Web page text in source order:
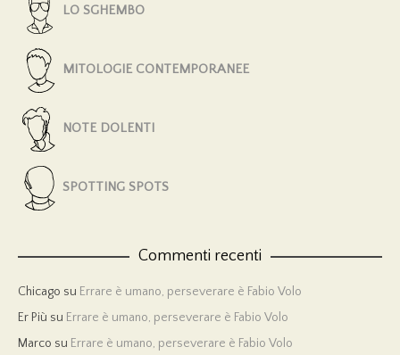
LO SGHEMBO
MITOLOGIE CONTEMPORANEE
NOTE DOLENTI
SPOTTING SPOTS
Commenti recenti
Chicago su Errare è umano, perseverare è Fabio Volo
Er Più su Errare è umano, perseverare è Fabio Volo
Marco su Errare è umano, perseverare è Fabio Volo